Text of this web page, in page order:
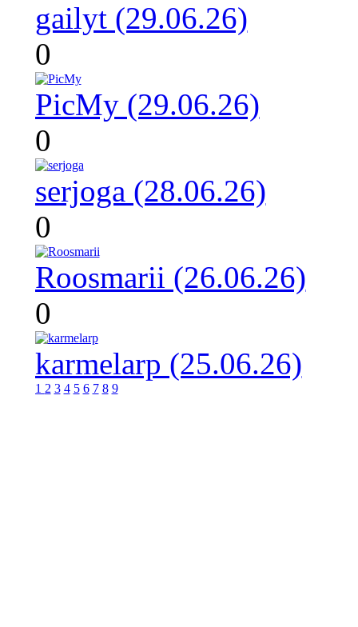
gailyt (29.06.26)
0
PicMy (29.06.26)
0
serjoga (28.06.26)
0
Roosmarii (26.06.26)
0
karmelarp (25.06.26)
1 2 3 4 5 6 7 8 9